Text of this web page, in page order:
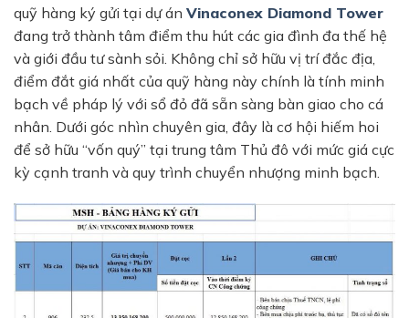
quỹ hàng ký gửi tại dự án Vinaconex Diamond Tower
đang trở thành tâm điểm thu hút các gia đình đa thế hệ
và giới đầu tư sành sỏi. Không chỉ sở hữu vị trí đắc địa,
điểm đắt giá nhất của quỹ hàng này chính là tính minh
bạch về pháp lý với sổ đỏ đã sẵn sàng bàn giao cho cá
nhân. Dưới góc nhìn chuyên gia, đây là cơ hội hiếm hoi
để sở hữu “vốn quý” tại trung tâm Thủ đô với mức giá cực
kỳ cạnh tranh và quy trình chuyển nhượng minh bạch.